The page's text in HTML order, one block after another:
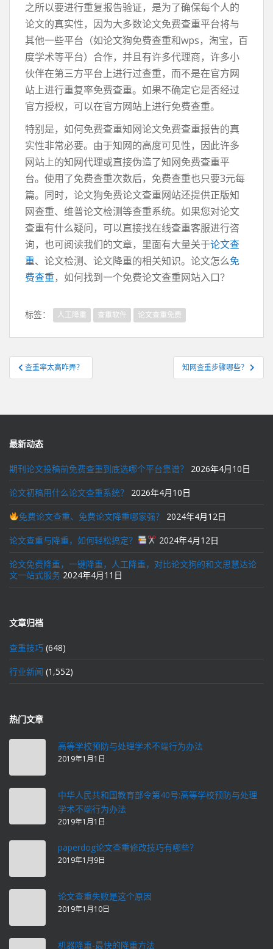
之所以要进行重复报告验证，是为了确保每个人的
论文的真实性，因为大多数论文免费查重平台将与
其他一些平台（如论文狗免费查重和wps，淘宝，百
度学术等平台）合作，并且有许多代理商，许多小
伙伴在第三方平台上进行过查重，而不是在官方网
站上进行重复率免费查重。如果不确定它是否经过
官方授权，可以在官方网站上进行免费查重。
特别是，如何免费查重知网论文免费查重报告的真
实性非常必要。由于知网的高度可见性，因此许多
网站上的知网代理或直接伪造了知网免费查重平
台。使用了免费查重次数后，免费查重也只要3元每
篇。同时，论文狗免费论文查重网站还提供正版知
网查重、维普论文检测等查重系统。如果您对论文
查重有什么疑问，可以直接找在线查重客服进行咨
询，也可阅读我们的文章，里面有大量关于论文查
重、论文检测、论文降重的相关知识。论文怎么免
费查重，如何找到一个免费论文查重网站入口？
标签： 人工降重 查重软件 论文查重免费
文
章
航
查重率太高咋弄？ 知网查重步骤哪些？
最新动态
期刊论文投稿前免费查重到底选哪个平台靠谱？ 2026年4月10日
论文初稿用什么论文查重系统？ 2026年4月10日
免费论文查重、免费论文降重哪家强？ 2024年4月12日
论文查重与降重，如何轻松搞定？ 2024年4月12日
论文免费降重，一键降重，人工降重，对比论文狗的和文思慧达论
文一站式服务 2024年4月11日
文章归档
查重技巧 (648)
行业新闻 (1,552)
热门文章
高等学校预防与处理学术不端行为办法
2019年1月1日
中华人民共和国教育部令第40号:高等学校预防与处理
学术不端行为办法
2019年1月1日
paperdog论文查重修改技巧有哪些？
2019年1月9日
论文查重失败是这个原因
2019年1月10日
机器降重-最快的降重方法